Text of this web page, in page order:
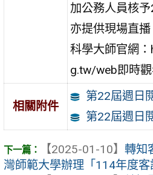
加公務人員核
亦提供現場直
科學大師官網
g.tw/web即時觀
相關附件
第22屆週日
第22屆週日
【2025-01-10】 轉知
灣師範大學辦理「114年度客